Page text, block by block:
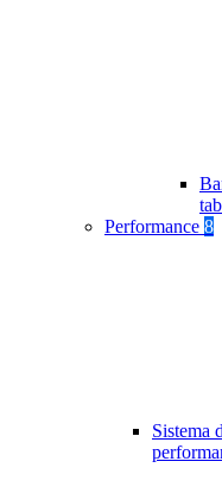
Performance 8
Sistema